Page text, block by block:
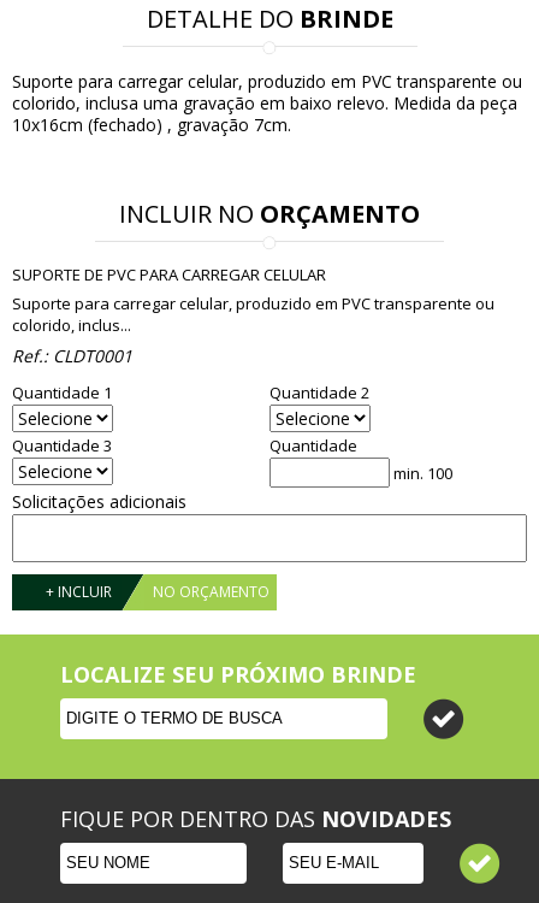
DETALHE DO BRINDE
Suporte para carregar celular, produzido em PVC transparente ou
colorido, inclusa uma gravação em baixo relevo. Medida da peça
10x16cm (fechado) , gravação 7cm.
INCLUIR NO ORÇAMENTO
SUPORTE DE PVC PARA CARREGAR CELULAR
Suporte para carregar celular, produzido em PVC transparente ou
colorido, inclus...
Ref.: CLDT0001
Quantidade 1 Quantidade 2
Quantidade 3
Quantidade
min. 100
Solicitações adicionais
+ INCLUIR NO ORÇAMENTO
LOCALIZE SEU PRÓXIMO BRINDE
FIQUE POR DENTRO DAS NOVIDADES